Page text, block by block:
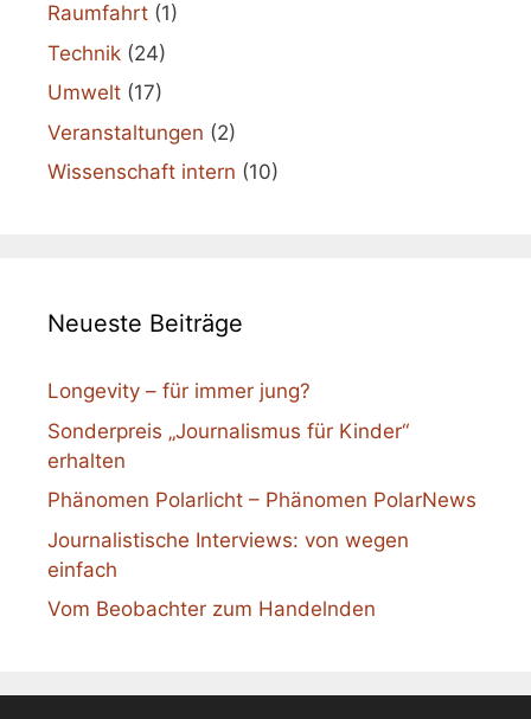
Raumfahrt (1)
Technik (24)
Umwelt (17)
Veranstaltungen (2)
Wissenschaft intern (10)
Neueste Beiträge
Longevity – für immer jung?
Sonderpreis „Journalismus für Kinder“
erhalten
Phänomen Polarlicht – Phänomen PolarNews
Journalistische Interviews: von wegen
einfach
Vom Beobachter zum Handelnden